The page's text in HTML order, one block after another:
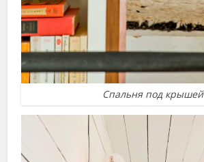
Спальня под крышей